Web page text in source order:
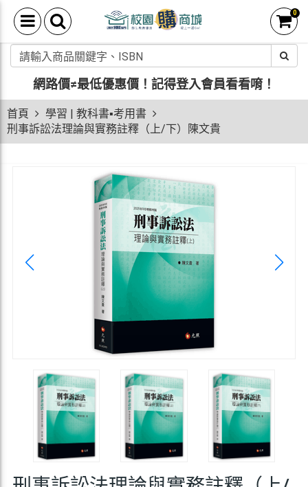
0
網路價≠最低優惠價！ 記得登入會員看看唷！
首頁
學習 | 教科書▪考用書
刑事訴訟法理論與實務註釋（上/下）陳文貴